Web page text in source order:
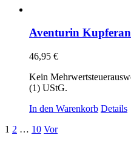
Aventurin
46,95 €
Kein
(1) UStG.
In den Warenkorb Details
1 2 … 10 Vor